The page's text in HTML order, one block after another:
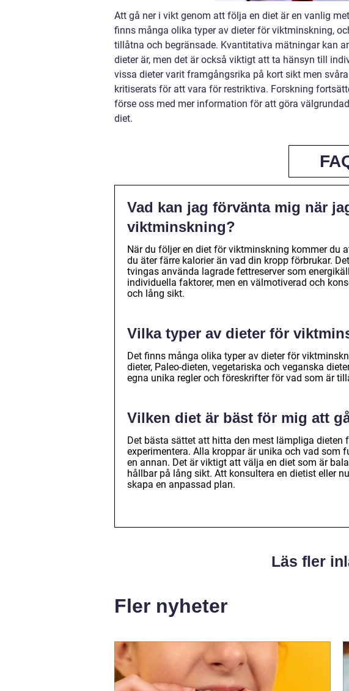
Att gå ner i vikt genom att följa en diet är en vanlig
finns många olika typer av dieter för viktminskning,
tillåtna och begränsade. Kvantitativa mätningar kan
dieter är, men det är också viktigt att ta hänsyn till
vissa dieter varit framgångsrika på kort sikt men
kritiserats för att vara för restriktiva. Forskning
förse oss med mer information för att göra
diet.
Vad kan jag förvänta mig när
viktminskning?
När du följer en diet för viktminskning kommer du
du äter färre kalorier än vad din kropp förbrukar.
tvingas använda lagrade fettreserver som
individuella faktorer, men en välmotiverad och
och lång sikt.
Vilka typer av dieter för
Det finns många olika typer av dieter för
dieter, Paleo-dieten, vegetariska och veganska
egna unika regler och föreskrifter för vad som är
Vilken diet är bäst för mig att
Det bästa sättet att hitta den mest lämpliga
experimentera. Alla kroppar är unika och vad som
en annan. Det är viktigt att välja en diet som är
hållbar på lång sikt. Att konsultera en dietist eller
skapa en anpassad plan.
Läs fler
Fler nyheter